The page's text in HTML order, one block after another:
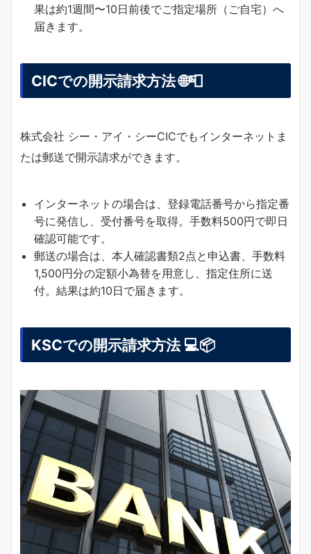
果は約1週間〜10日前後でご指定場所（ご自宅）へ
届きます。
CICでの開示請求方法 🌐📮
株式会社 シー・アイ・シーCICでもインターネットま
たは郵送で開示請求ができます。
インターネットの場合は、登録電話番号から指定番
号に発信し、受付番号を取得。手数料500円で即日
確認可能です。
郵送の場合は、本人確認書類2点と申込書、手数料
1,500円分の定額小為替を用意し、指定住所に送
付。結果は約10日で届きます。
KSCでの開示請求方法 💻📦